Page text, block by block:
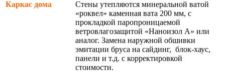
Каркас дома
Стены утепляются минеральной ватой
«роквел» каменная вата 200 мм, с
прокладкой паропроницаемой
ветровлагозащитой «Наноизол А» или
аналог. Замена наружной обшивки
эмитации бруса на сайдинг, блок-хаус,
панели и т.д. с корректировкой
стоимости.